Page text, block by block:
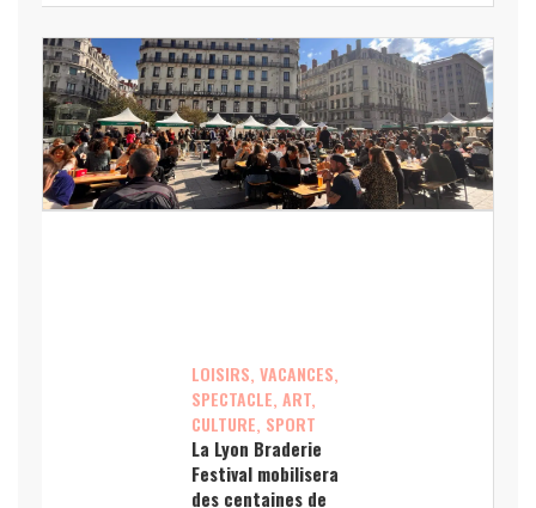
LOISIRS, VACANCES,
SPECTACLE, ART,
CULTURE, SPORT
La Lyon Braderie
Festival mobilisera
des centaines de